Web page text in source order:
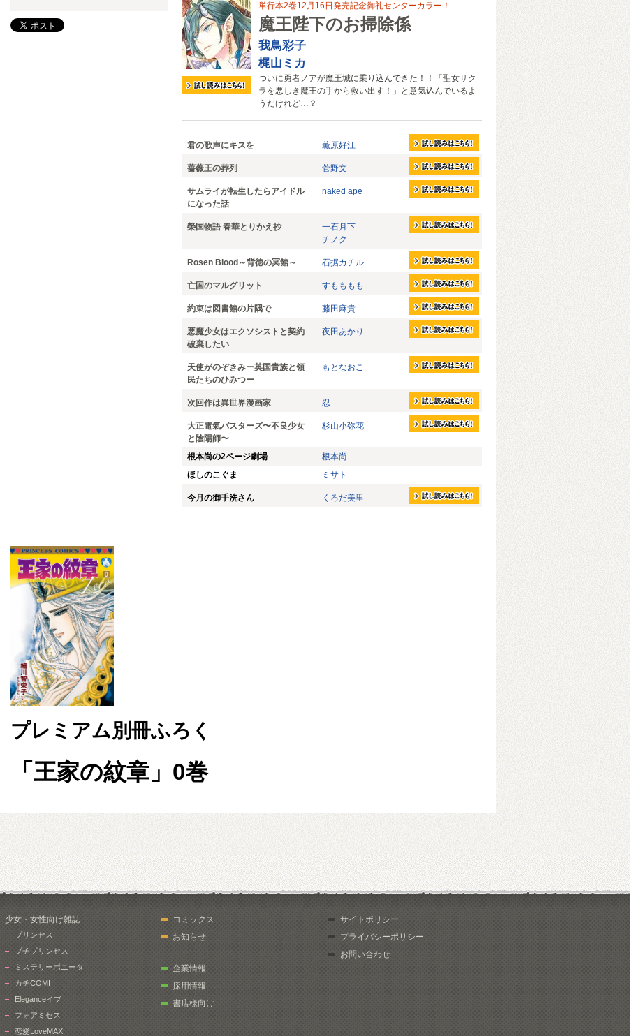
単行本2巻12月16日発売記念御礼センターカラー！
魔王陛下のお掃除係
我鳥彩子
梶山ミカ
ついに勇者ノアが魔王城に乗り込んできた！！「聖女サク
ラを悪しき魔王の手から救い出す！」と意気込んでいるよ
うだけれど…？
君の歌声にキスを 薫原好江
薔薇王の葬列 菅野文
サムライが転生したらアイドル
になった話
naked ape
榮国物語 春華とりかえ抄
一石月下
チノク
Rosen Blood～背徳の冥館～ 石据カチル
亡国のマルグリット すもももも
約束は図書館の片隅で 藤田麻貴
悪魔少女はエクソシストと契約
破棄したい
夜田あかり
天使がのぞきみー英国貴族と領
民たちのひみつー
もとなおこ
次回作は異世界漫画家 忍
大正電氣バスターズ〜不良少女
と陰陽師〜
杉山小弥花
根本尚の2ページ劇場
根本尚
ほしのこぐま
ミサト
今月の御手洗さん くろだ美里
プレミアム別冊ふろく
「王家の紋章」0巻
少女・女性向け雑誌
プリンセス
プチプリンセス
ミステリーボニータ
カチCOMI
Eleganceイブ
フォアミセス
恋愛LoveMAX
コミックス
お知らせ
企業情報
採用情報
書店様向け
サイトポリシー
プライバシーポリシー
お問い合わせ